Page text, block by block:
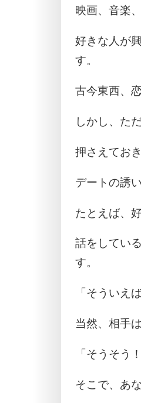
映画、音楽
好きな人が
す。
古今東西、
しかし、た
押さえてお
デートの誘
たとえば、
話をしてい
す。
「そういえ
当然、相手
「そうそう
そこで、あ